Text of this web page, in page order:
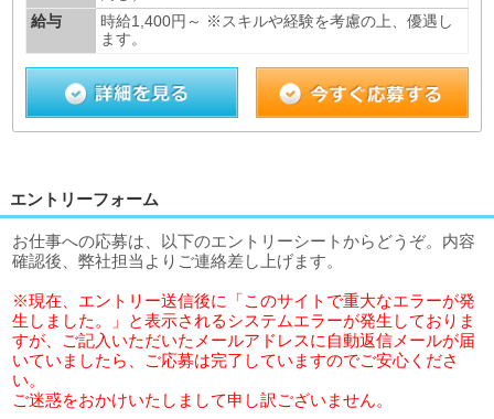
給与
時給1,400円～ ※スキルや経験を考慮の上、優遇し
ます。
エントリーフォーム
お仕事への応募は、以下のエントリーシートからどうぞ。内容
確認後、弊社担当よりご連絡差し上げます。
※現在、エントリー送信後に「このサイトで重大なエラーが発
生しました。」と表示されるシステムエラーが発生しておりま
すが、ご記入いただいたメールアドレスに自動返信メールが届
いていましたら、ご応募は完了していますのでご安心くださ
い。
ご迷惑をおかけいたしまして申し訳ございません。